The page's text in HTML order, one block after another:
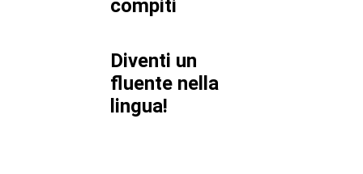
compiti
Diventi un
fluente nella
lingua!